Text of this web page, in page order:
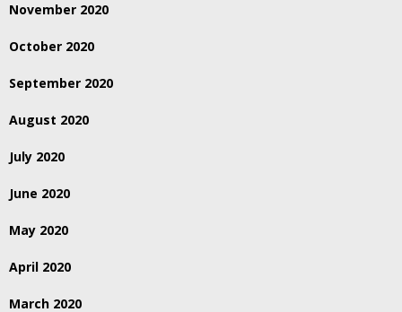
November 2020
October 2020
September 2020
August 2020
July 2020
June 2020
May 2020
April 2020
March 2020